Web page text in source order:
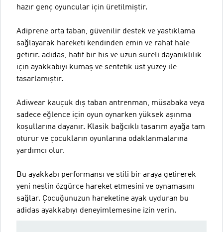
hazır genç oyuncular için üretilmiştir.
Adiprene orta taban, güvenilir destek ve yastıklama
sağlayarak hareketi kendinden emin ve rahat hale
getirir. adidas, hafif bir his ve uzun süreli dayanıklılık
için ayakkabıyı kumaş ve sentetik üst yüzey ile
tasarlamıştır.
Adiwear kauçuk dış taban antrenman, müsabaka veya
sadece eğlence için oyun oynarken yüksek aşınma
koşullarına dayanır. Klasik bağcıklı tasarım ayağa tam
oturur ve çocukların oyunlarına odaklanmalarına
yardımcı olur.
Bu ayakkabı performansı ve stili bir araya getirerek
yeni neslin özgürce hareket etmesini ve oynamasını
sağlar. Çocuğunuzun hareketine ayak uyduran bu
adidas ayakkabıyı deneyimlemesine izin verin.